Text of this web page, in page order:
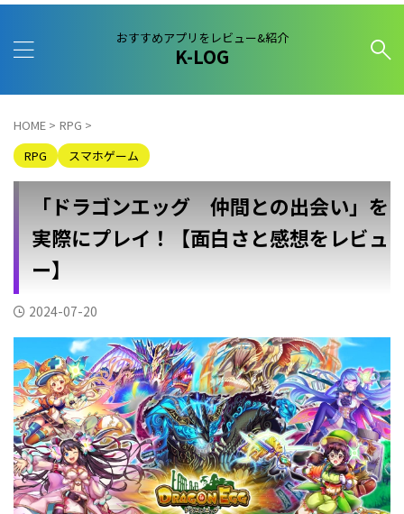
おすすめアプリをレビュー&紹介
K-LOG
HOME > RPG >
RPG
スマホゲーム
「ドラゴンエッグ 仲間との出会い」を
実際にプレイ！【面白さと感想をレビュ
ー】
2024-07-20